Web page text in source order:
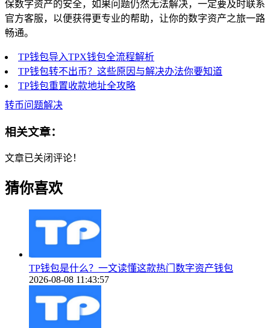
保数字资产的安全，如果问题仍然无法解决，一定要及时联系
官方客服，以便获得更专业的帮助，让你的数字资产之旅一路
畅通。
TP钱包导入TPX钱包全流程解析
TP钱包转不出币？这些原因与解决办法你要知道
TP钱包重置收款地址全攻略
转币问题解决
相关文章：
文章已关闭评论！
猜你喜欢
TP钱包是什么？一文读懂这款热门数字资产钱包
2026-08-08 11:43:57